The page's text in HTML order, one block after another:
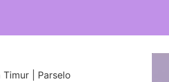
| Parselo